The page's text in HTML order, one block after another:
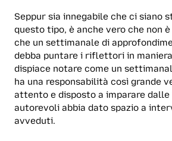
Seppur sia innegabile che ci siano
questo tipo, è anche vero che non
che un settimanale di
debba puntare i riflettori in
dispiace notare come un
ha una responsabilità così grande
attento e disposto a imparare dalle
autorevoli abbia dato spazio a
avveduti.